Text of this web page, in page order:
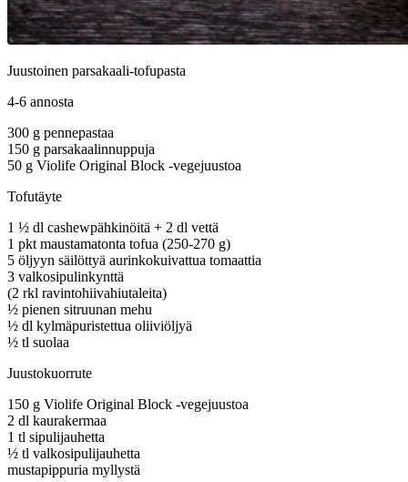
Juustoinen parsakaali-tofupasta
4-6 annosta
300 g pennepastaa
150 g parsakaalinnuppuja
50 g Violife Original Block -vegejuustoa
Tofutäyte
1 ½ dl cashewpähkinöitä + 2 dl vettä
1 pkt maustamatonta tofua (250-270 g)
5 öljyyn säilöttyä aurinkokuivattua tomaattia
3 valkosipulinkynttä
(2 rkl ravintohiivahiutaleita)
½ pienen sitruunan mehu
½ dl kylmäpuristettua oliiviöljyä
½ tl suolaa
Juustokuorrute
150 g Violife Original Block -vegejuustoa
2 dl kaurakermaa
1 tl sipulijauhetta
½ tl valkosipulijauhetta
mustapippuria myllystä